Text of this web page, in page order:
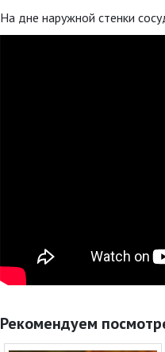
На дне наружной стенки
Рекомендуем